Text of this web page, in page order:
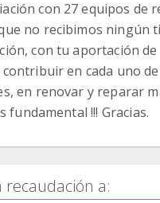
con 27 equipos de
no recibimos ningún
con tu aportación de
en cada uno de
en renovar y reparar
fundamental !!! Gracias.
a: